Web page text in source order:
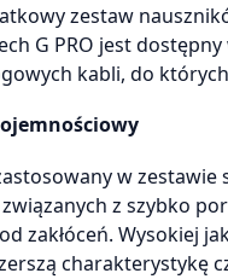
zestaw
G PRO jest
kabli, do
w zestawie
z szybko
zakłóceń. Wysokiej
charakterystykę